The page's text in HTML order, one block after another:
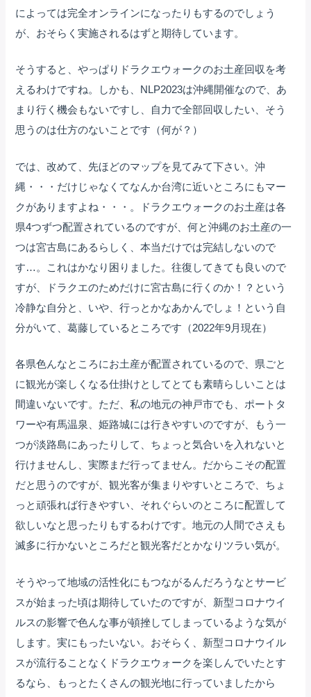
によっては完全オンラインになったりもするのでしょう
が、おそらく実施されるはずと期待しています。
そうすると、やっぱりドラクエウォークのお土産回収を考
えるわけですね。しかも、NLP2023は沖縄開催なので、あ
まり行く機会もないですし、自力で全部回収したい、そう
思うのは仕方のないことです（何が？）
では、改めて、先ほどのマップを見てみて下さい。沖
縄・・・だけじゃなくてなんか台湾に近いところにもマー
クがありますよね・・・。ドラクエウォークのお土産は各
県4つずつ配置されているのですが、何と沖縄のお土産の一
つは宮古島にあるらしく、本当だけでは完結しないので
す…。これはかなり困りました。往復してきても良いので
すが、ドラクエのためだけに宮古島に行くのか！？という
冷静な自分と、いや、行っとかなあかんでしょ！という自
分がいて、葛藤しているところです（2022年9月現在）
各県色んなところにお土産が配置されているので、県ごと
に観光が楽しくなる仕掛けとしてとても素晴らしいことは
間違いないです。ただ、私の地元の神戸市でも、ポートタ
ワーや有馬温泉、姫路城には行きやすいのですが、もう一
つが淡路島にあったりして、ちょっと気合いを入れないと
行けませんし、実際まだ行ってません。だからこその配置
だと思うのですが、観光客が集まりやすいところで、ちょ
っと頑張れば行きやすい、それぐらいのところに配置して
欲しいなと思ったりもするわけです。地元の人間でさえも
滅多に行かないところだと観光客だとかなりツラい気が。
そうやって地域の活性化にもつながるんだろうなとサービ
スが始まった頃は期待していたのですが、新型コロナウイ
ルスの影響で色んな事が頓挫してしまっているような気が
します。実にもったいない。おそらく、新型コロナウイル
スが流行ることなくドラクエウォークを楽しんでいたとす
るなら、もっとたくさんの観光地に行っていましたから